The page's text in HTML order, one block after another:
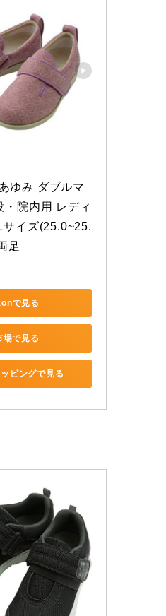
ゆみ ダブルマ
・院内用 レディ
サイズ(25.0~25.
足
で見る
場で見る
ピングで見る